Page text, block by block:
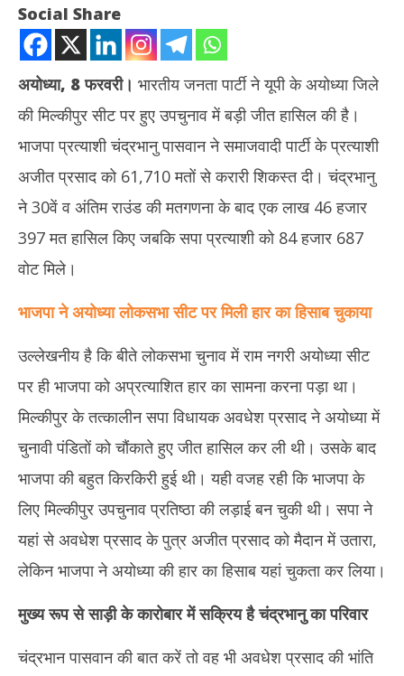
यूपी : मिल्कीपुर उपचुनाव में भाजपा की बड़ी जीत, चंद्रभानु पासवान ने सपा के अजीत
प्रसाद को 61,639 मतों से हराया
February
8, 2025
Social Share
अयोध्या, 8 फरवरी। भारतीय जनता पार्टी ने यूपी के अयोध्या जिले
की मिल्कीपुर सीट पर हुए उपचुनाव में बड़ी जीत हासिल की है।
भाजपा प्रत्याशी चंद्रभानु पासवान ने समाजवादी पार्टी के प्रत्याशी
अजीत प्रसाद को 61,710 मतों से करारी शिकस्त दी। चंद्रभानु
ने 30वें व अंतिम राउंड की मतगणना के बाद एक लाख 46 हजार
397 मत हासिल किए जबकि सपा प्रत्याशी को 84 हजार 687
वोट मिले।
भाजपा ने अयोध्या लोकसभा सीट पर मिली हार का हिसाब चुकाया
उल्लेखनीय है कि बीते लोकसभा चुनाव में राम नगरी अयोध्या सीट
पर ही भाजपा को अप्रत्याशित हार का सामना करना पड़ा था।
मिल्कीपुर के तत्कालीन सपा विधायक अवधेश प्रसाद ने अयोध्या में
चुनावी पंडितों को चौंकाते हुए जीत हासिल कर ली थी। उसके बाद
भाजपा की बहुत किरकिरी हुई थी। यही वजह रही कि भाजपा के
लिए मिल्कीपुर उपचुनाव प्रतिष्ठा की लड़ाई बन चुकी थी। सपा ने
यहां से अवधेश प्रसाद के पुत्र अजीत प्रसाद को मैदान में उतारा,
लेकिन भाजपा ने अयोध्या की हार का हिसाब यहां चुकता कर लिया।
मुख्य रूप से साड़ी के कारोबार में सक्रिय है चंद्रभानु का परिवार
चंद्रभान पासवान की बात करें तो वह भी अवधेश प्रसाद की भांति